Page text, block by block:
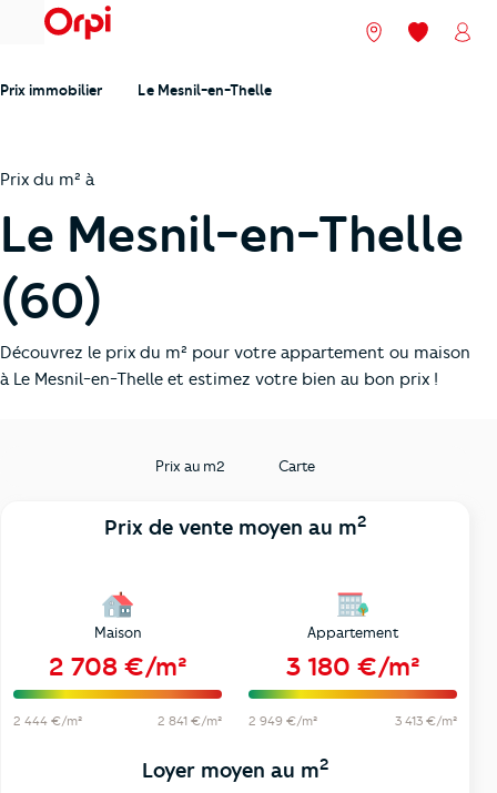
menu Nos agences
Mes
Prix immobilier Le Mesnil-en-Thelle
Prix du m² à
Le Mesnil-en-Thelle
(60)
Découvrez le prix du m² pour votre appartement ou maison
à Le Mesnil-en-Thelle et estimez votre bien au bon prix !
Prix au m2 Carte
Prix de vente moyen au m2
Maison
2 708 €/m²
2 444 €/m² 2 841 €/m²
Appartement
3 180 €/m²
2 949 €/m² 3 413 €/m²
Loyer moyen au m2